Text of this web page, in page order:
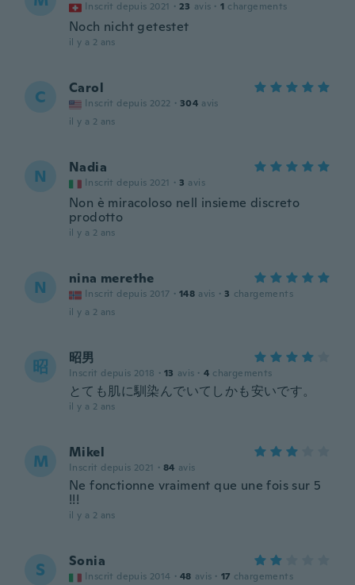
Inscrit depuis 2021 · 23 avis · 1 chargements
Noch nicht getestet
il y a 2 ans
C Carol
Inscrit depuis 2022 · 304 avis
il y a 2 ans
N Nadia
Inscrit depuis 2021 · 3 avis
Non è miracoloso nell insieme discreto
prodotto
il y a 2 ans
N nina merethe
Inscrit depuis 2017 · 148 avis · 3 chargements
il y a 2 ans
昭 昭男
Inscrit depuis 2018 · 13 avis · 4 chargements
とても肌に馴染んでいてしかも安いです。
il y a 2 ans
M Mikel
Inscrit depuis 2021 · 84 avis
Ne fonctionne vraiment que une fois sur 5
!!!
il y a 2 ans
S Sonia
Inscrit depuis 2014 · 48 avis · 17 chargements